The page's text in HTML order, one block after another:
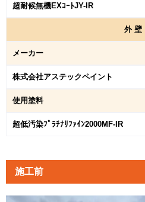
超耐候無機EXｺｰﾄJY-IR
外 壁
メーカー
株式会社アステックペイント
使用塗料
超低汚染ﾌﾟﾗﾁﾅﾘﾌｧｲﾝ2000MF-IR
施工前